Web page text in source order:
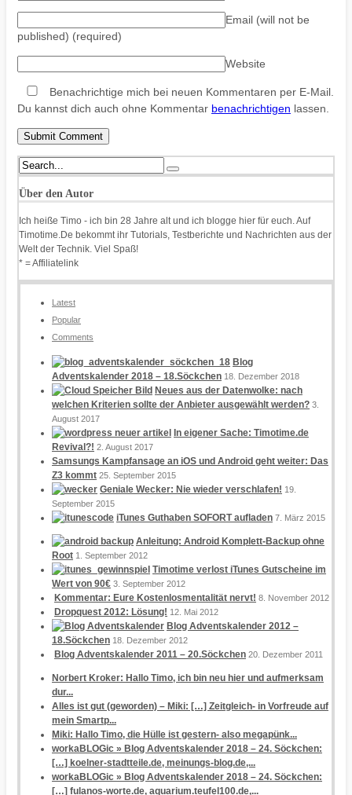
Email (will not be
published) (required)
Website
Benachrichtige mich bei neuen Kommentaren per E-Mail.
Du kannst dich auch ohne Kommentar benachrichtigen lassen.
Über den Autor
Ich heiße Timo - ich bin 28 Jahre alt und ich blogge hier für euch. Auf
Timotime.De bekommt ihr Tutorials, Testberichte und Nachrichten aus der
Welt der Technik. Viel Spaß!
* = Affiliatelink
Latest
Popular
Comments
Blog
Adventskalender 2018 – 18.Söckchen 18. Dezember 2018
Neues aus der Datenwolke: nach
welchen Kriterien sollte der Anbieter ausgewählt werden? 3.
August 2017
In eigener Sache: Timotime.de
Revival?! 2. August 2017
Samsungs Kampfansage an iOS und Android geht weiter: Das
Z3 kommt 25. September 2015
Geniale Wecker: Nie wieder verschlafen! 19.
September 2015
iTunes Guthaben SOFORT aufladen 7. März 2015
Anleitung: Android Komplett-Backup ohne
Root 1. September 2012
Timotime verlost iTunes Gutscheine im
Wert von 90€ 3. September 2012
Kommentar: Eure Kostenlosmentalität nervt! 8. November 2012
Dropquest 2012: Lösung! 12. Mai 2012
Blog Adventskalender 2012 –
18.Söckchen 18. Dezember 2012
Blog Adventskalender 2011 – 20.Söckchen 20. Dezember 2011
Norbert Kroker: Hallo Timo, ich bin neu hier und aufmerksam
dur...
Alles ist gut (geworden) – Miki: […] Zeitgleich- in Vorfreude auf
mein Smartp...
Miki: Hallo Timo, die Hülle ist gestern- also megapünk...
workaBLOGic » Blog Adventskalender 2018 – 24. Söckchen:
[…] koelner-stadtteile.de, meinungs-blog.de,...
workaBLOGic » Blog Adventskalender 2018 – 24. Söckchen:
[…] fulanos-worte.de, aquarium.teufel100.de,...